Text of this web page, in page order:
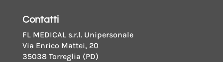
Contatti
FL MEDICAL s.r.l. Unipersonale
Via Enrico Mattei, 20
35038 Torreglia (PD)